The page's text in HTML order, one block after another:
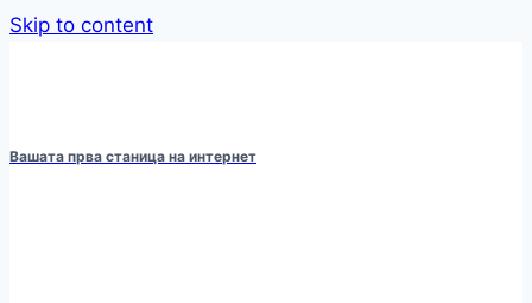
Skip to content
Вашата прва станица на интернет